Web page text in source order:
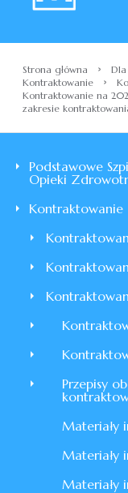
Strona główna ›
Kontraktowanie ›
Kontraktowanie na
zakresie
Podstawowe
Opieki
Kontraktowanie
Przepisy
Materiały
Materiały
Materiały